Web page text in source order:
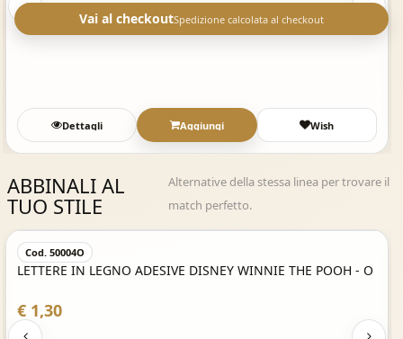
Vai al checkoutSpedizione calcolata al checkout
Dettagli Aggiungi Wish
ABBINALI AL
TUO STILE
Alternative della stessa linea per trovare il
match perfetto.
Acquisto Veloce
Cod. 50004O
LETTERE IN LEGNO ADESIVE DISNEY WINNIE THE POOH - O
€ 1,30